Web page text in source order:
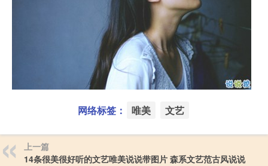
网络标签： 唯美 文艺
上一篇
14条很美很好听的文艺唯美说说带图片 森系文艺范古风说说